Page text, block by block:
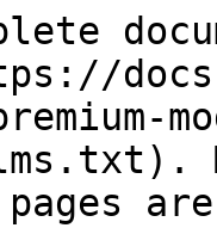
pages